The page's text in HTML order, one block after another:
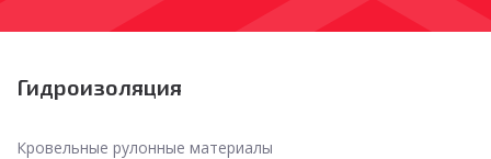
Гидроизоляция
Кровельные рулонные материалы